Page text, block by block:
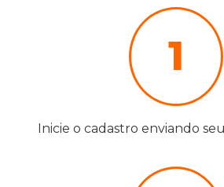
1
Inicie o cadastro enviando